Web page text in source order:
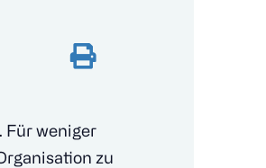
Für weniger
zu